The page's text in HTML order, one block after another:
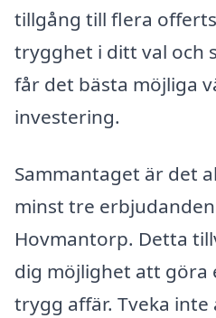
tillgång till flera
trygghet i ditt val och
får det bästa möjliga
investering.
Sammantaget är det
minst tre
Hovmantorp. Detta
dig möjlighet att göra
trygg affär. Tveka